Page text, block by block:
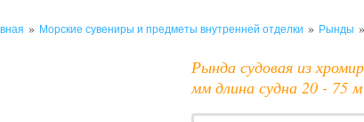
» Морские сувениры и предметы внутренней отделки » Рынды »
Рында судовая из
мм длина судна 20 - 75 м